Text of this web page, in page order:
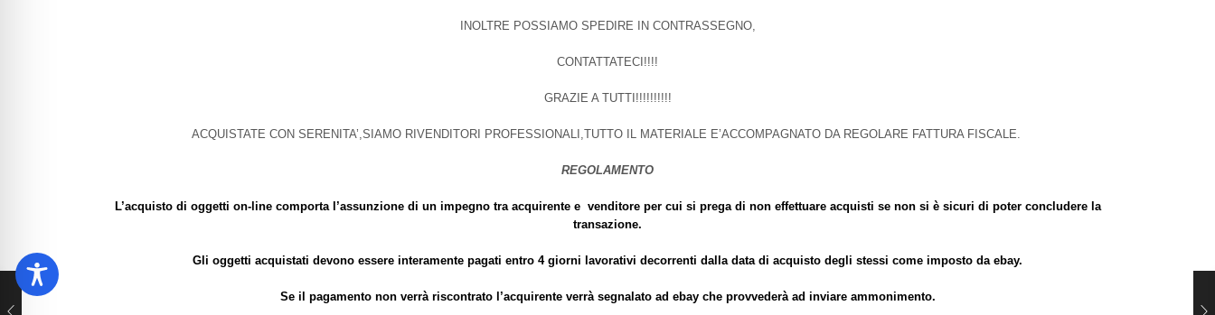
INOLTRE POSSIAMO SPEDIRE IN CONTRASSEGNO,
CONTATTATECI!!!!
GRAZIE A TUTTI!!!!!!!!!!
ACQUISTATE CON SERENITA’,SIAMO RIVENDITORI PROFESSIONALI,TUTTO IL MATERIALE E’ACCOMPAGNATO DA REGOLARE FATTURA FISCALE.
REGOLAMENTO
L’acquisto di oggetti on-line comporta l’assunzione di un impegno tra acquirente e venditore per cui si prega di non effettuare acquisti se non si è sicuri di poter concludere la
transazione.
Gli oggetti acquistati devono essere interamente pagati entro 4 giorni lavorativi decorrenti dalla data di acquisto degli stessi come imposto da ebay.
Se il pagamento non verrà riscontrato l’acquirente verrà segnalato ad ebay che provvederà ad inviare ammonimento.